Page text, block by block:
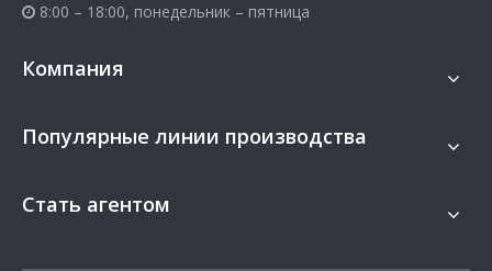
 8:00 – 18:00, понедельник – пятница
Компания
Популярные линии производства
Стать агентом